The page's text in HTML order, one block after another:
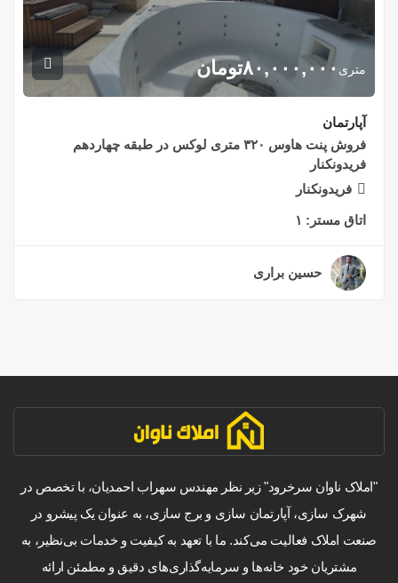
متری ۸۰,۰۰۰,۰۰۰تومان
آپارتمان
فروش پنت هاوس ۳۲۰ متری لوکس در طبقه چهاردهم
فریدونکنار
فریدونکنار
اتاق مستر: ۱
حسین براری
"املاک ناوان سرخرود" زیر نظر مهندس سهراب احمدیان، با تخصص در
شهرک سازی، آپارتمان سازی و برج سازی، به عنوان یک پیشرو در
صنعت املاک فعالیت می‌کند. ما با تعهد به کیفیت و خدمات بی‌نظیر، به
مشتریان خود خانه‌ها و سرمایه‌گذاری‌های دقیق و مطمئن ارائه